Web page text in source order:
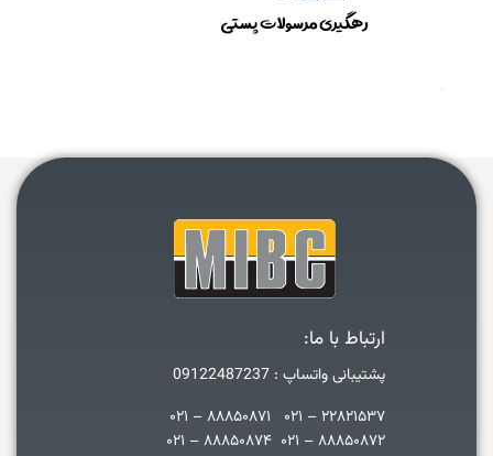
ارتباط با ما:
پشتیبانی واتساپ : 09122487237
۲۲۸۲۱۵۳۷ – ۰۲۱ ۸۸۸۵۰۸۷۱ – ۰۲۱
۸۸۸۵۰۸۷۲ – ۰۲۱ ۸۸۸۵۰۸۷۴ – ۰۲۱